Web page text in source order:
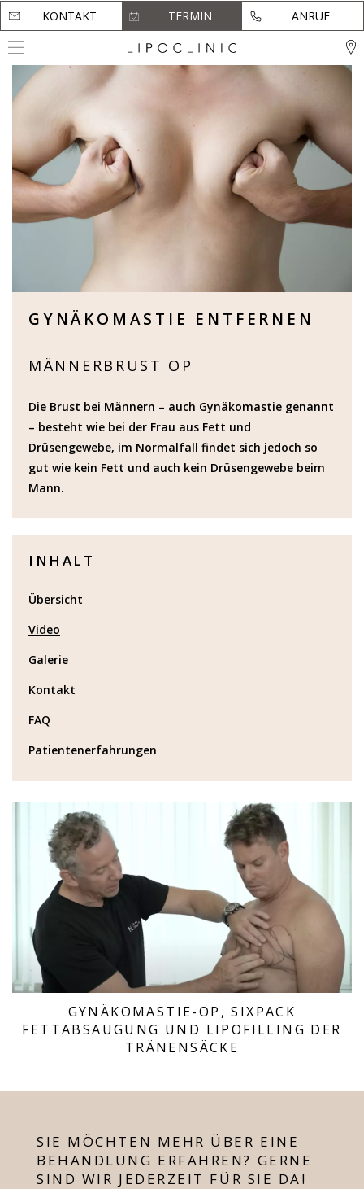
KONTAKT TERMIN ANRUF
KONTAKT TERMIN ANRUF
GYNÄKOMASTIE ENTFERNEN
MÄNNERBRUST OP
Die Brust bei Männern – auch Gynäkomastie genannt
– besteht wie bei der Frau aus Fett und
Drüsengewebe, im Normalfall findet sich jedoch so
gut wie kein Fett und auch kein Drüsengewebe beim
Mann.
INHALT
Übersicht
Video
Galerie
Kontakt
FAQ
Patientenerfahrungen
GYNÄKOMASTIE-OP, SIXPACK
FETTABSAUGUNG UND LIPOFILLING DER
TRÄNENSÄCKE
SIE MÖCHTEN MEHR ÜBER EINE
BEHANDLUNG ERFAHREN? GERNE
SIND WIR JEDERZEIT FÜR SIE DA!